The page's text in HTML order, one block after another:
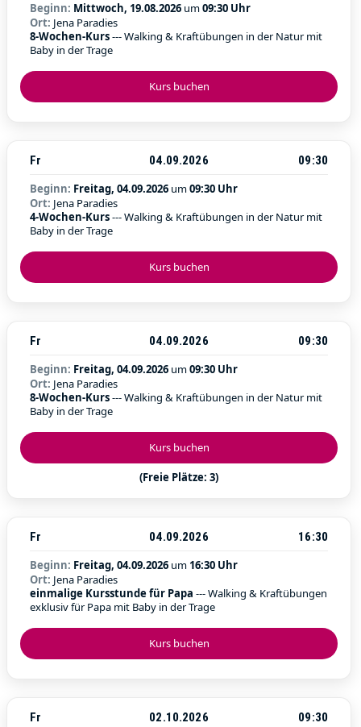
Kurs buchen
Beginn: Mittwoch, 19.08.2026 um09:30 Uhr
Ort: Jena Paradies
8-Wochen-Kurs--- Walking & Kraftübungen in der Natur mit
Baby in der Trage
Kurs buchen
Fr 04.09.2026
09:30
Beginn: Freitag, 04.09.2026 um09:30 Uhr
Ort: Jena Paradies
4-Wochen-Kurs--- Walking & Kraftübungen in der Natur mit
Baby in der Trage
Kurs buchen
(Freie Plätze: 3)
Fr 04.09.2026
09:30
Beginn: Freitag, 04.09.2026 um09:30 Uhr
Ort: Jena Paradies
8-Wochen-Kurs--- Walking & Kraftübungen in der Natur mit
Baby in der Trage
Kurs buchen
Fr 04.09.2026
16:30
Beginn: Freitag, 04.09.2026 um 16:30 Uhr
Ort: Jena Paradies
einmalige Kursstunde für Papa --- Walking & Kraftübungen
exklusiv für Papa mit Baby in der Trage
Fr 02.10.2026
09:30